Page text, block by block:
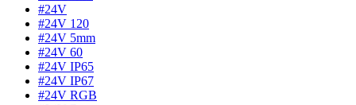
#24V
#24V 120
#24V 5mm
#24V 60
#24V IP65
#24V IP67
#24V RGB